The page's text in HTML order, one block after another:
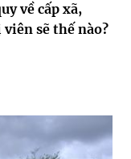
về cấp xã,
sẽ thế nào?